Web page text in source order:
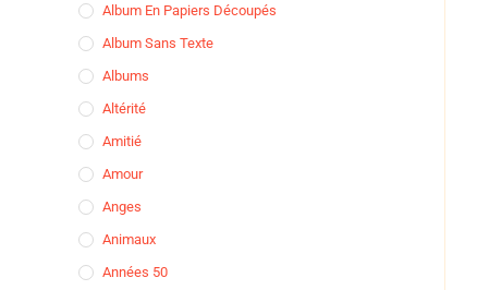
Album En Papiers Découpés
Album Sans Texte
Albums
Altérité
Amitié
Amour
Anges
Animaux
Années 50